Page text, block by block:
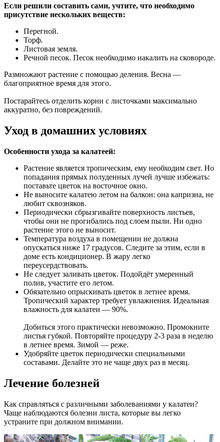
Если решили составить сами, учтите, что необходимо
присутствие нескольких веществ:
Перегной.
Торф.
Листовая земля.
Речной песок. Песок необходимо накалить на сковороде.
Размножают растение с помощью деления. Весна —
благоприятное время для этого.
Постарайтесь отделить корни с листочками максимально
аккуратно, без повреждений.
Уход в домашних условиях
Особенности ухода за калатеей:
Растение является тропическим, ему необходим свет. Но
попадания прямых полуденных лучей лучше избежать:
поставьте цветок на восточное окно.
Не выносите калатею летом на балкон: она капризна, не
любит сквозняков.
Периодически сбрызгивайте поверхность листьев,
чтобы они не прогибались под слоем пыли. Ни одно
растение этого не выносит.
Температура воздуха в помещении не должна
опускаться ниже 17 градусов. Следите за этим, если в
доме есть кондиционер. В жару легко
переусердствовать.
Не следует заливать цветок. Подойдёт умеренный
полив, участите его летом.
Обязательно опрыскивать цветок в летнее время.
Тропический характер требует увлажнения. Идеальная
влажность для калатеи — 90%.
Добиться этого практически невозможно. Промокните
листья губкой. Повторяйте процедуру 2-3 раза в неделю
в летнее время. Зимой — реже.
Удобряйте цветок периодически специальными
составами. Делайте это не чаще двух раз в месяц.
Лечение болезней
Как справляться с различными заболеваниями у калатеи?
Чаще наблюдаются болезни листа, которые вы легко
устраните при должном внимании.